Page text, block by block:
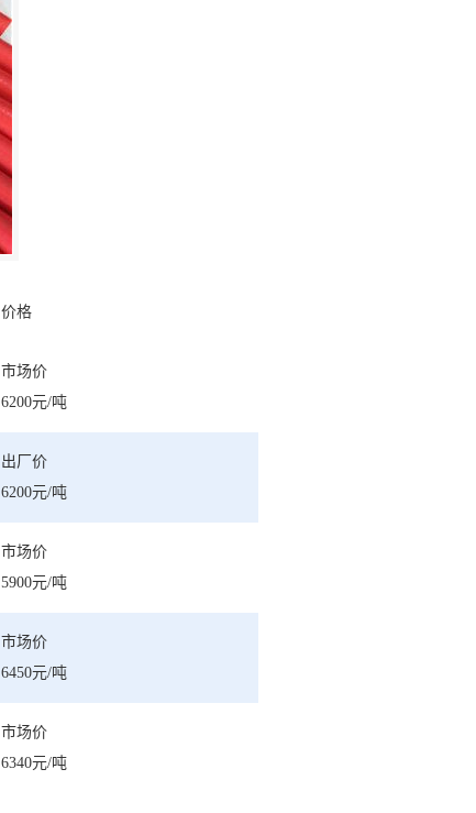
价格
市场价
6200元/吨
出厂价
6200元/吨
市场价
5900元/吨
市场价
6450元/吨
市场价
6340元/吨